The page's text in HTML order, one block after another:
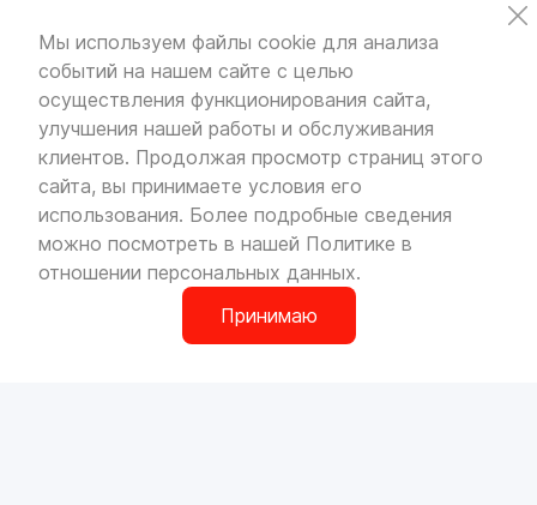
Мы используем файлы cookie для анализа
событий на нашем сайте с целью
осуществления функционирования сайта,
улучшения нашей работы и обслуживания
клиентов. Продолжая просмотр страниц этого
сайта, вы принимаете условия его
использования. Более подробные сведения
можно посмотреть в нашей Политике в
отношении персональных данных.
Принимаю
VOLLO Кунцево
г. Москва, МКАД 55-й километр, строение 31
павильон 5
Пн-Вс с 9:00 до 19:00
VOLLO Брянск
г. Брянск, Московский проезд, д.4
Пн-Пт с 9:00 до 19:00 Сб-Вс с 10:00 до 19:00